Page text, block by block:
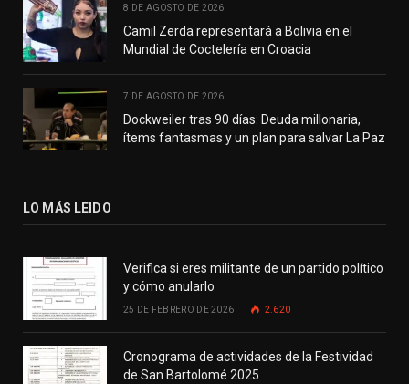
8 DE AGOSTO DE 2026
Camil Zerda representará a Bolivia en el
Mundial de Coctelería en Croacia
7 DE AGOSTO DE 2026
Dockweiler tras 90 días: Deuda millonaria,
ítems fantasmas y un plan para salvar La Paz
LO MÁS LEIDO
Verifica si eres militante de un partido político
y cómo anularlo
25 DE FEBRERO DE 2026 2.620
Cronograma de actividades de la Festividad
de San Bartolomé 2025